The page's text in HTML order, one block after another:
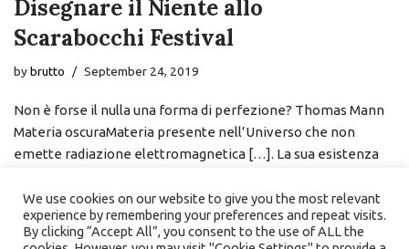
Disegnare il Niente allo
Scarabocchi Festival
bybrutto September 24, 2019
Non è forse il nulla una forma di perfezione? Thomas Mann
Materia oscuraMateria presente nell’Universo che non
emette radiazione elettromagnetica […]. La sua esistenza
We use cookies on our website to give you the most relevant
experience by remembering your preferences and repeat visits.
By clicking “Accept All”, you consent to the use of ALL the